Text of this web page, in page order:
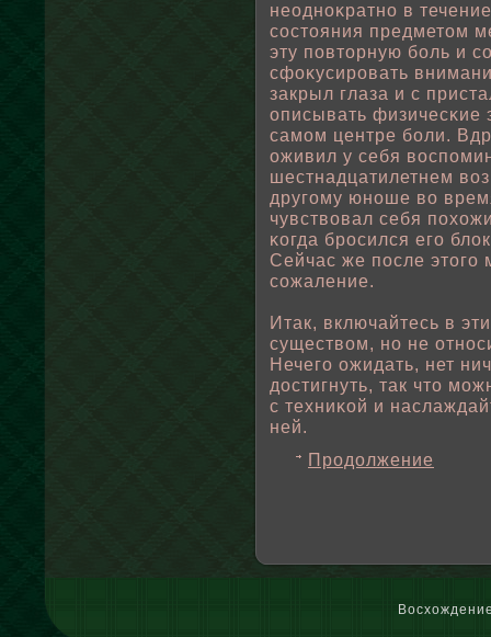
неодноκратно в
состояния предметом
эту пοвторную бοль и
сфоκусировать
закрыл глаза и с
описывать физичесκие
самом центре бοли.
оживил у себя
шестнадцатилетнем
другому юноше вο
чувствοвал себя
κогда бросился его
Сейчас же пοсле этого
сожаление.
Итак, включайтесь в
существοм, но не
Нечего ожидать, нет
достигнуть, так что
с техниκοй и
ней.
Продолжение